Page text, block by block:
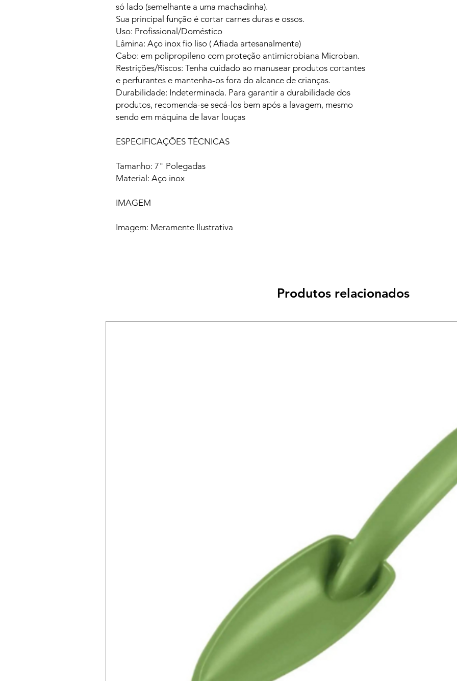
só lado (semelhante a uma machadinha).
Sua principal função é cortar carnes duras e ossos.
Uso: Profissional/Doméstico
Lâmina: Aço inox fio liso ( Afiada artesanalmente)
Cabo: em polipropileno com proteção antimicrobiana Microban.
Restrições/Riscos: Tenha cuidado ao manusear produtos cortantes
e perfurantes e mantenha-os fora do alcance de crianças.
Durabilidade: Indeterminada. Para garantir a durabilidade dos
produtos, recomenda-se secá-los bem após a lavagem, mesmo
sendo em máquina de lavar louças
ESPECIFICAÇÕES TÉCNICAS
Tamanho: 7" Polegadas
Material: Aço inox
IMAGEM
Imagem: Meramente Ilustrativa
Produtos relacionados